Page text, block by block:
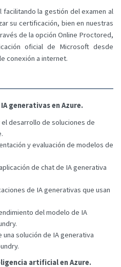
la gestión del examen al
su certificación, bien en nuestras
de la opción Online Proctored,
oficial de Microsoft desde
conexión a internet.
generativas en Azure.
desarrollo de soluciones de
y evaluación de modelos de
de chat de IA generativa
de IA generativas que usan
del modelo de IA
solución de IA generativa
artificial en Azure.